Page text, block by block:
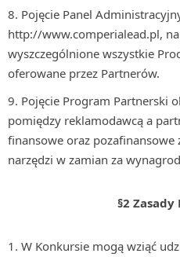
Pojęcie Panel
http://www.comperialead.pl,
wyszczególnione wszystkie
oferowane przez Partnerów.
Pojęcie Program Partnerski
pomiędzy reklamodawcą a
finansowe oraz
narzędzi w zamian za
§2
W Konkursie mogą wziąć